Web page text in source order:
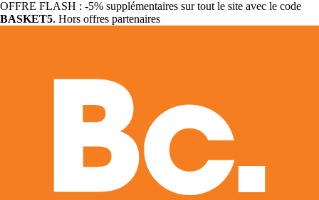
OFFRE FLASH : -5% supplémentaires sur tout le site avec le code
BASKET5. Hors offres partenaires